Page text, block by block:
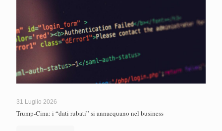
31 Luglio 2026
Trump-Cina: i “dati rubati” si annacquano nel business